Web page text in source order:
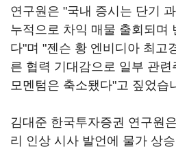
연구원은 "국내 증시는 단기
누적으로 차익 매물 출회되며
다"며 "젠슨 황 엔비디아 최고
른 협력 기대감으로 일부 관
모멘텀은 축소됐다"고 짚었습
김대준 한국투자증권 연구원
리 인상 시사 발언에 물가 상